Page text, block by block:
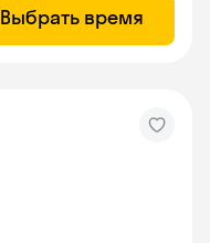
Выбрать время